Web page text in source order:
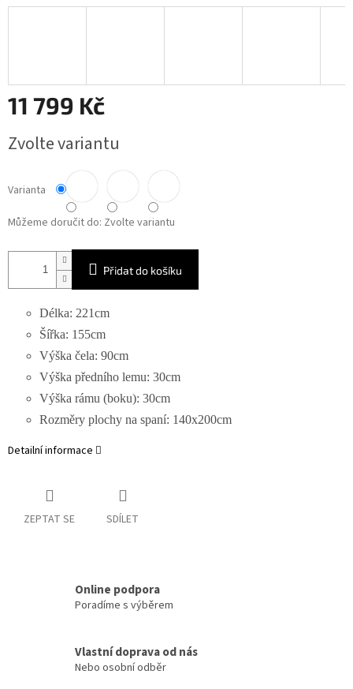
11 799 Kč
cena:
Zvolte variantu
Varianta
Můžeme doručit do: Zvolte variantu
Přidat do košíku
Délka: 221cm
Šířka: 155cm
Výška čela: 90cm
Výška předního lemu: 30cm
Výška rámu (boku): 30cm
Rozměry plochy na spaní: 140x200cm
Detailní informace
ZEPTAT SE SDÍLET
Online podpora
Poradíme s výběrem
Vlastní doprava od nás
Nebo osobní odběr